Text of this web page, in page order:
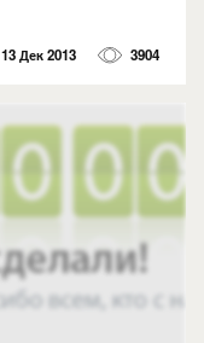
13 Дек 2013 3904